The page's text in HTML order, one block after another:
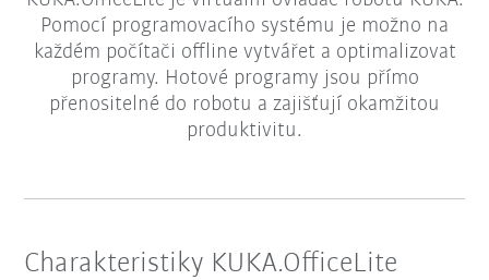
Pomocí programovacího systému je možno na
každém počítači offline vytvářet a optimalizovat
programy. Hotové programy jsou přímo
přenositelné do robotu a zajišťují okamžitou
produktivitu.
Charakteristiky KUKA.OfficeLite